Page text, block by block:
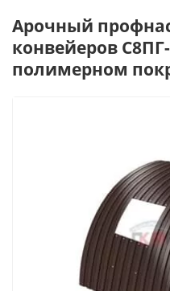
Арочный
конвейеров
полимерном